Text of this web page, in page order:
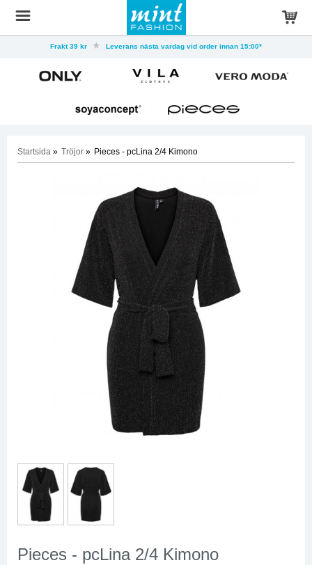
Frakt 39 kr Leverans nästa vardag vid order innan 15:00*
Startsida » Tröjor » Pieces - pcLina 2/4 Kimono
Pieces - pcLina 2/4 Kimono